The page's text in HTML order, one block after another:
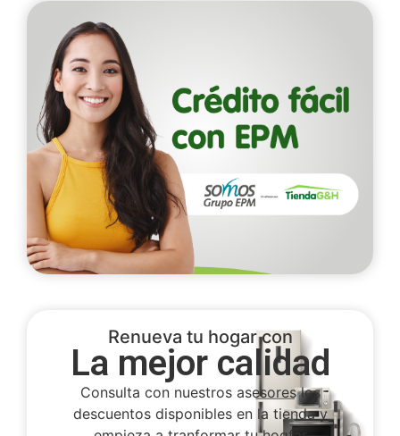
Renueva tu hogar con
La mejor calidad
Consulta con nuestros asesores los
descuentos disponibles en la tienda y